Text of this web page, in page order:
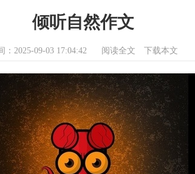
倾听自然作文
：2025-09-03 17:04:42 阅读全文 下载本文